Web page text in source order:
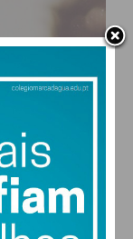
47% humidade
vento: 4m/s O
27
DOM